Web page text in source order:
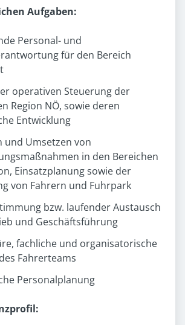
Aufgaben:
Personal- und
für den Bereich
operativen Steuerung der
Region NÖ, sowie deren
Entwicklung
und Umsetzen von
in den Bereichen
Einsatzplanung sowie der
von Fahrern und Fuhrpark
bzw. laufender Austausch
und Geschäftsführung
fachliche und organisatorische
Fahrerteams
Personalplanung